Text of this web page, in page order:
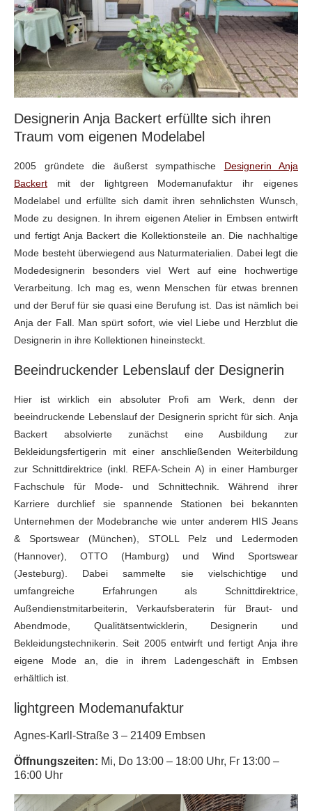
Designerin Anja Backert erfüllte sich ihren
Traum vom eigenen Modelabel
2005 gründete die äußerst sympathische Designerin Anja
Backert mit der lightgreen Modemanufaktur ihr eigenes
Modelabel und erfüllte sich damit ihren sehnlichsten Wunsch,
Mode zu designen. In ihrem eigenen Atelier in Embsen entwirft
und fertigt Anja Backert die Kollektionsteile an. Die nachhaltige
Mode besteht überwiegend aus Naturmaterialien. Dabei legt die
Modedesignerin besonders viel Wert auf eine hochwertige
Verarbeitung. Ich mag es, wenn Menschen für etwas brennen
und der Beruf für sie quasi eine Berufung ist. Das ist nämlich bei
Anja der Fall. Man spürt sofort, wie viel Liebe und Herzblut die
Designerin in ihre Kollektionen hineinsteckt.
Beeindruckender Lebenslauf der Designerin
Hier ist wirklich ein absoluter Profi am Werk, denn der
beeindruckende Lebenslauf der Designerin spricht für sich. Anja
Backert absolvierte zunächst eine Ausbildung zur
Bekleidungsfertigerin mit einer anschließenden Weiterbildung
zur Schnittdirektrice (inkl. REFA-Schein A) in einer Hamburger
Fachschule für Mode- und Schnittechnik. Während ihrer
Karriere durchlief sie spannende Stationen bei bekannten
Unternehmen der Modebranche wie unter anderem HIS Jeans
& Sportswear (München), STOLL Pelz und Ledermoden
(Hannover), OTTO (Hamburg) und Wind Sportswear
(Jesteburg). Dabei sammelte sie vielschichtige und
umfangreiche Erfahrungen als Schnittdirektrice,
Außendienstmitarbeiterin, Verkaufsberaterin für Braut- und
Abendmode, Qualitätsentwicklerin, Designerin und
Bekleidungstechnikerin. Seit 2005 entwirft und fertigt Anja ihre
eigene Mode an, die in ihrem Ladengeschäft in Embsen
erhältlich ist.
lightgreen Modemanufaktur
Agnes-Karll-Straße 3 – 21409 Embsen
Öffnungszeiten: Mi, Do 13:00 – 18:00 Uhr, Fr 13:00 –
16:00 Uhr